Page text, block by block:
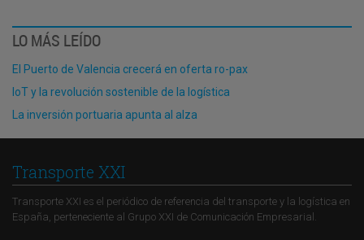
LO MÁS LEÍDO
El Puerto de Valencia crecerá en oferta ro-pax
IoT y la revolución sostenible de la logística
La inversión portuaria apunta al alza
Transporte XXI
Transporte XXI es el periódico de referencia del transporte y la logística en
España, perteneciente al Grupo XXI de Comunicación Empresarial.